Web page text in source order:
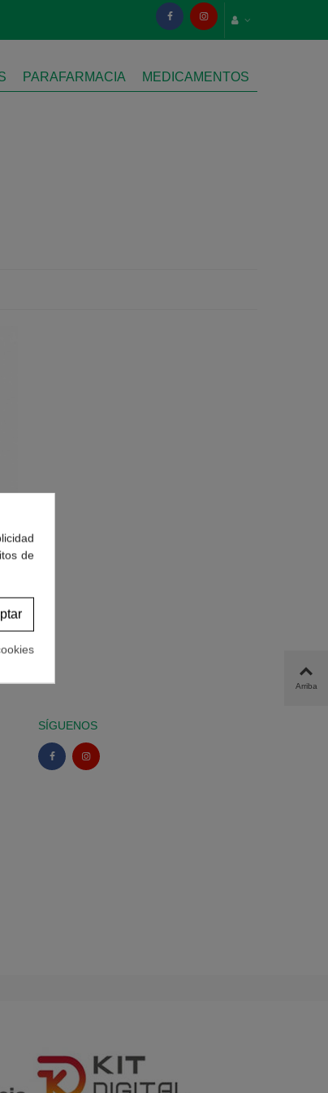
PARAFARMACIA MEDICAMENTOS
SÍGUENOS
Arriba
de